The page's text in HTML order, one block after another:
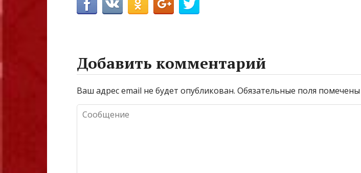
Добавить комментарий
Ваш адрес email не будет опубликован. Обязательные поля помечены